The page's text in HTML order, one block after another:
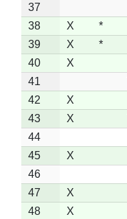
37
38
X *
39
X *
40
X
41
42
X
43
X
44
45
X
46
47
X
48
X